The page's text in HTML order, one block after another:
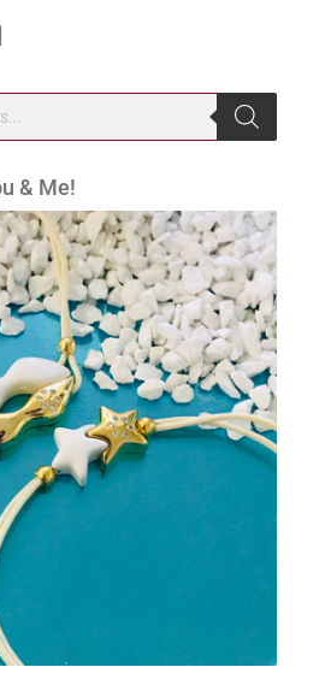
& Me!